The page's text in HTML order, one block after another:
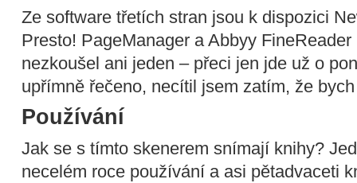
Ze software třetích stran jsou k dispozici
Presto! PageManager a Abbyy
nezkoušel ani jeden – přeci jen jde už o
upřímně řečeno, necítil jsem zatím, že
Používání
Jak se s tímto skenerem snímají knihy?
necelém roce používání a asi pětadvaceti